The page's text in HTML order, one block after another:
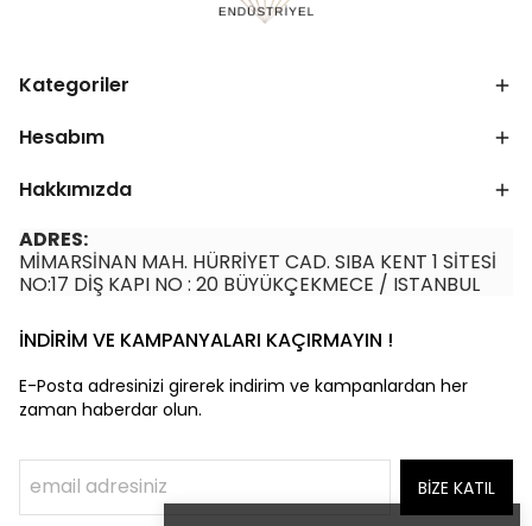
Kategoriler
Hesabım
Hakkımızda
ADRES:
MİMARSİNAN MAH. HÜRRİYET CAD. SIBA KENT 1 SİTESİ
NO:17 DİŞ KAPI NO : 20 BÜYÜKÇEKMECE / ISTANBUL
İNDİRİM VE KAMPANYALARI KAÇIRMAYIN !
E-Posta adresinizi girerek indirim ve kampanlardan her
zaman haberdar olun.
BİZE KATIL